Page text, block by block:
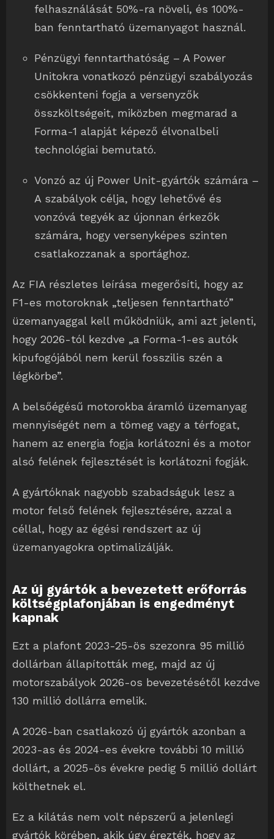
felhasználását 50%-ra növeli, és 100%-
ban fenntartható üzemanyagot használ.
Pénzügyi fenntarthatóság – A Power
Unitokra vonatkozó pénzügyi szabályozás
csökkenteni fogja a versenyzők
összköltségeit, miközben megmarad a
Forma-1 alapját képező élvonalbeli
technológiai bemutató.
Vonzó az új Power Unit-gyártók számára –
A szabályok célja, hogy lehetővé és
vonzóvá tegyék az újonnan érkezők
számára, hogy versenyképes szinten
csatlakozzanak a sportághoz.
Az FIA részletes leírása megerősíti, hogy az
F1-es motoroknak „teljesen fenntartható”
üzemanyaggal kell működniük, ami azt jelenti,
hogy 2026-tól kezdve „a Forma-1-es autók
kipufogójából nem kerül fosszilis szén a
légkörbe”.
A belsőégésű motorokba áramló üzemanyag
mennyiségét nem a tömeg vagy a térfogat,
hanem az energia fogja korlátozni és a motor
alsó felének fejlesztését is korlátozni fogják.
A gyártóknak nagyobb szabadságuk lesz a
motor felső felének fejlesztésére, azzal a
céllal, hogy az égési rendszert az új
üzemanyagokra optimalizálják.
Az új gyártók a bevezetett erőforrás
költségplafonjában is engedményt
kapnak
Ezt a plafont 2023-25-ös szezonra 95 millió
dollárban állapították meg, majd az új
motorszabályok 2026-os bevezetésétől kezdve
130 millió dollárra emelik.
A 2026-ban csatlakozó új gyártók azonban a
2023-as és 2024-es évekre további 10 millió
dollárt, a 2025-ös évekre pedig 5 millió dollárt
költhetnek el.
Ez a kilátás nem volt népszerű a jelenlegi
gyártók körében, akik úgy érezték, hogy az